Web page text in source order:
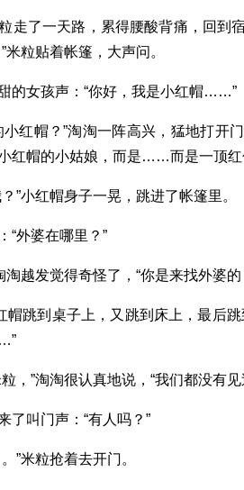
走了一天路，累得腰酸背痛，回到
粒贴着帐篷，大声问。
的女孩声：“你好，我是小红帽……”
小红帽？”淘淘一阵高兴，猛地打
红帽的小姑娘，而是……而是一顶红
”小红帽身子一晃，跳进了帐篷里。
“外婆在哪里？”
淘越发觉得奇怪了，“你是来找外婆的
帽跳到桌子上，又跳到床上，最后
粒，”淘淘很认真地说，“我们都没
了叫门声：“有人吗？”
”米粒抢着去开门。